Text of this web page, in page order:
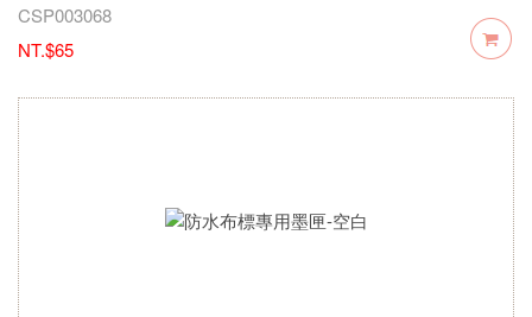
CSP003068
NT.$65